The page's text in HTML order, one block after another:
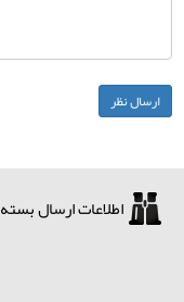
اطلاعات ارسال بسته